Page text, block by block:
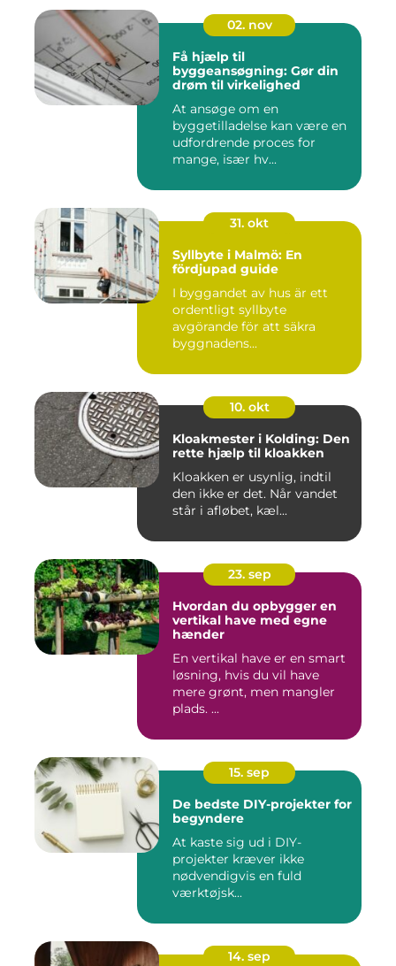
02. nov
Få hjælp til
byggeansøgning: Gør din
drøm til virkelighed
At ansøge om en
byggetilladelse kan være en
udfordrende proces for
mange, især hv...
31. okt
Syllbyte i Malmö: En
fördjupad guide
I byggandet av hus är ett
ordentligt syllbyte
avgörande för att säkra
byggnadens...
10. okt
Kloakmester i Kolding: Den
rette hjælp til kloakken
Kloakken er usynlig, indtil
den ikke er det. Når vandet
står i afløbet, kæl...
23. sep
Hvordan du opbygger en
vertikal have med egne
hænder
En vertikal have er en smart
løsning, hvis du vil have
mere grønt, men mangler
plads. ...
15. sep
De bedste DIY-projekter for
begyndere
At kaste sig ud i DIY-
projekter kræver ikke
nødvendigvis en fuld
værktøjsk...
14. sep